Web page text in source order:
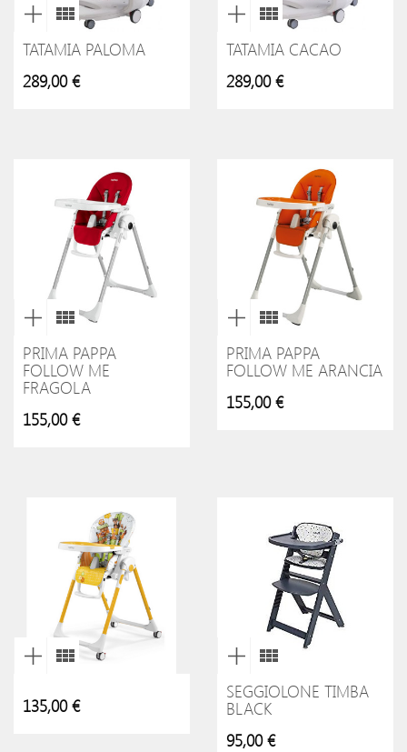
TATAMIA PALOMA
289,00 €
TATAMIA CACAO
289,00 €
PRIMA PAPPA
FOLLOW ME
FRAGOLA
155,00 €
PRIMA PAPPA
FOLLOW ME ARANCIA
155,00 €
135,00 €
SEGGIOLONE TIMBA
BLACK
95,00 €